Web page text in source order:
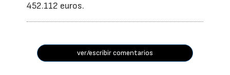
452.112 euros.
ver/escribir comentarios